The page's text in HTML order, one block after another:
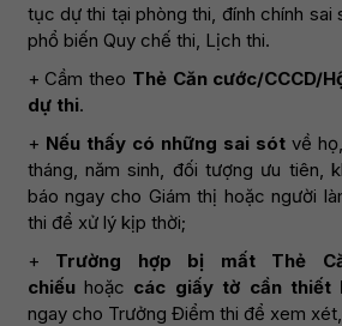
tục dự thi tại phòng thi, đính chính sai
phổ biến Quy chế thi, Lịch thi.
+ Cầm theo Thẻ Căn cước/CCCD/
dự thi.
+ Nếu thấy có những sai sót về
tháng, năm sinh, đối tượng ưu tiên,
báo ngay cho Giám thị hoặc người
thi để xử lý kịp thời;
+ Trường hợp bị mất Thẻ
chiếuhoặc các giấy tờ cần thiết
ngay cho Trưởng Điểm thi để xem